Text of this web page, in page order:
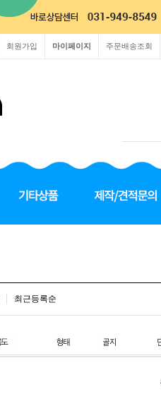
주문배송조회
마이페이지
회원가입
최근등록순